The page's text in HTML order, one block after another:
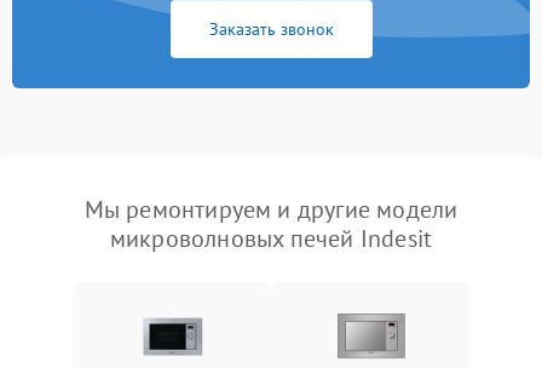
Заказать звонок
Мы ремонтируем и другие модели
микроволновых печей Indesit